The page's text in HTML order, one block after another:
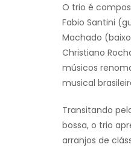
O trio é
Fabio Santini
Machado
Christiano
músicos
musical
Transitando
bossa, o trio
arranjos de